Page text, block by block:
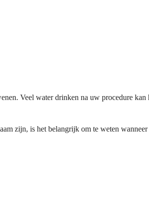
Veel water drinken na uw procedure
zijn, is het belangrijk om te weten